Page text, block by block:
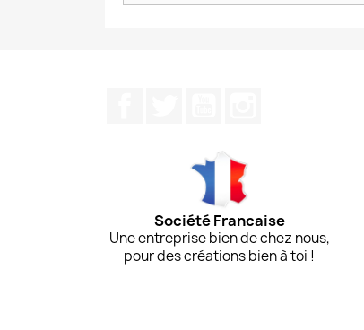
Société Francaise
Une entreprise bien de chez nous,
pour des créations bien à toi !